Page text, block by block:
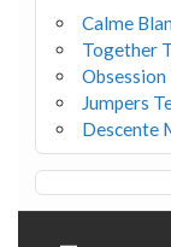
Calme
Together
Jumpers
Descente